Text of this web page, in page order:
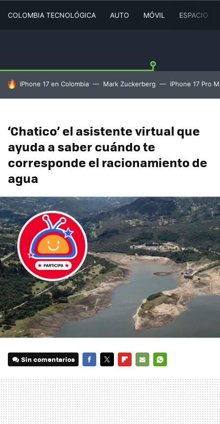
COLOMBIA TECNOLÓGICA AUTO MÓVIL ESPACIO
HOY SE HABLA DE
iPhone 17 en Colombia Mark Zuckerberg iPhone 17 Pro
‘Chatico’ el asistente virtual que
ayuda a saber cuándo te
corresponde el racionamiento de
agua
Sin comentarios
MAIL